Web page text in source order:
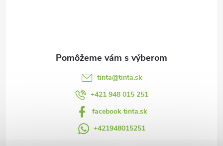
tinta@tinta.sk
+421 948 015 251
facebook tinta.sk
+421948015251